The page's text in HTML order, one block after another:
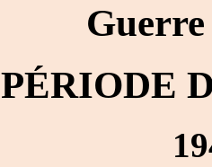
PÉRIODE